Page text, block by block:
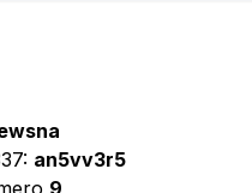
an5vv3r5
9